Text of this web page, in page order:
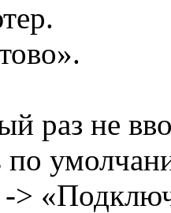
раз не
->